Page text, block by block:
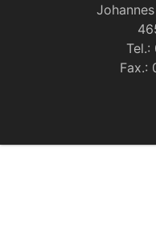
Tel.:
Fax.: